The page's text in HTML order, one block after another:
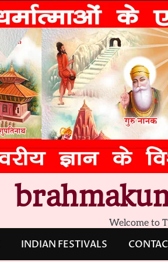
Welcome to
INDIAN FESTIVALS